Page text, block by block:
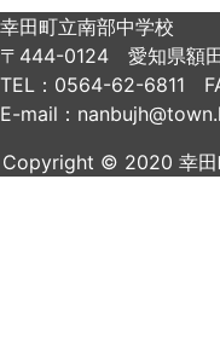
幸田町立南部中学校
〒444-0124 愛知県額
TEL：0564-62-6811
E-mail：
Copyright © 2020 幸田